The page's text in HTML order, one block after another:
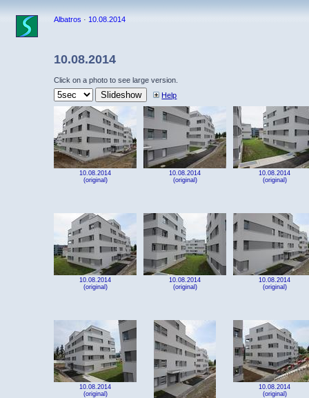
Albatros · 10.08.2014
10.08.2014
Click on a photo to see large version.
Help
10.08.2014
(original)
10.08.2014
(original)
10.08.2014
(original)
10.08.2014
(original)
10.08.2014
(original)
10.08.2014
(original)
10.08.2014
(original)
10.08.2014
(original)